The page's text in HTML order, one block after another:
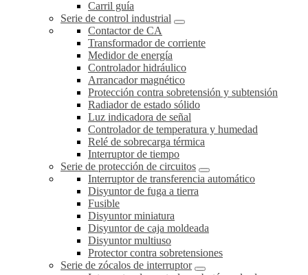
Carril guía
Serie de control industrial
Contactor de CA
Transformador de corriente
Medidor de energía
Controlador hidráulico
Arrancador magnético
Protección contra sobretensión y subtensión
Radiador de estado sólido
Luz indicadora de señal
Controlador de temperatura y humedad
Relé de sobrecarga térmica
Interruptor de tiempo
Serie de protección de circuitos
Interruptor de transferencia automático
Disyuntor de fuga a tierra
Fusible
Disyuntor miniatura
Disyuntor de caja moldeada
Disyuntor multiuso
Protector contra sobretensiones
Serie de zócalos de interruptor